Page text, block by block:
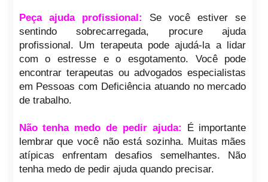
Peça ajuda profissional: Se você estiver se
sentindo sobrecarregada, procure ajuda
profissional. Um terapeuta pode ajudá-la a lidar
com o estresse e o esgotamento. Você pode
encontrar terapeutas ou advogados especialistas
em Pessoas com Deficiência atuando no mercado
de trabalho.
Não tenha medo de pedir ajuda: É importante
lembrar que você não está sozinha. Muitas mães
atípicas enfrentam desafios semelhantes. Não
tenha medo de pedir ajuda quando precisar.